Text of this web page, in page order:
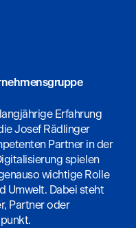
Erfahrung
Josef Rädlinger
Partner in der
spielen
wichtige Rolle
Umwelt. Dabei steht
Partner oder